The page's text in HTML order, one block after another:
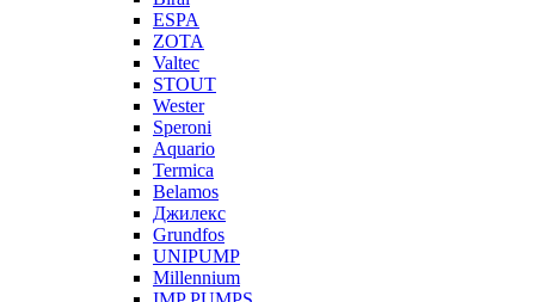
ESPA
ZOTA
Valtec
STOUT
Wester
Speroni
Aquario
Termica
Belamos
Джилекс
Grundfos
UNIPUMP
Millennium